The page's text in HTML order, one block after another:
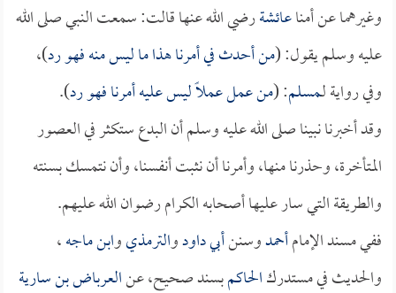
وغيرهما عن أمناعائشةرضي الله عنها قالت: سمعت النبي صلى الله
عليه وسلم يقول: (من أحدث في أمرنا هذا ما ليس منه فهو رد)،
وفي رواية لـمسلم: (من عمل عملاً ليس عليه أمرنا فهو رد).
وقد أخبرنا نبينا صلى الله عليه وسلم أن البدع ستكثر في العصور
المتأخرة، وحذرنا منها، وأمرنا أن نثبت أنفسنا، وأن نتمسك بسنته
والطريقة التي سار عليها أصحابه الكرام رضوان الله عليهم.
ففي مسند الإمامأحمدوسننأبي داودوالترمذيوابن ماجه،
والحديث في مستدركالحاكمبسند صحيح، عنالعرباض بن سارية